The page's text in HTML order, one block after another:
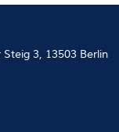
3, 13503 Berlin